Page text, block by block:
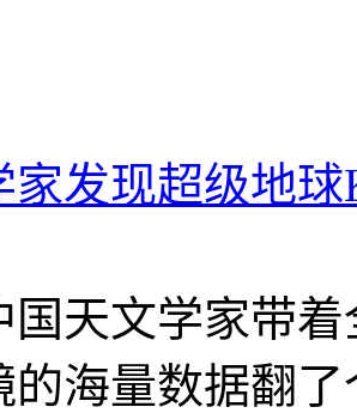
家发现超级地
国天文学家带
的海量数据翻